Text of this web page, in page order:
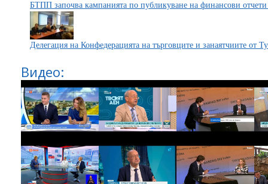
БТПП започва кампанията по публикуване на финансови отчети
Делегация на Конфедерацията на търговците и занаятчиите от
Видео: